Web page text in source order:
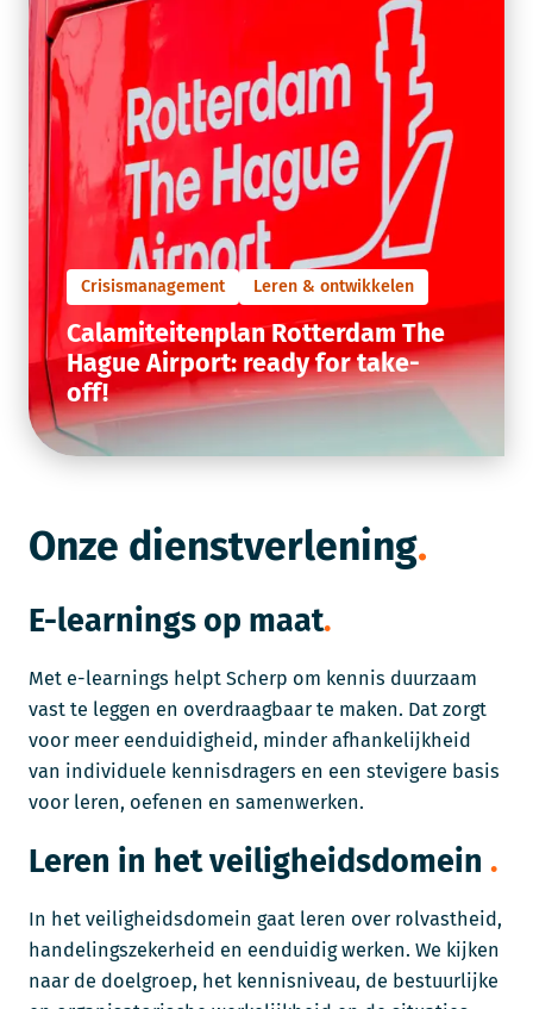
Crisismanagement Leren & ontwikkelen
Calamiteitenplan Rotterdam The
Hague Airport: ready for take-
off!
Onze dienstverlening
E-learnings op maat
Met e-learnings helpt Scherp om kennis duurzaam
vast te leggen en overdraagbaar te maken. Dat zorgt
voor meer eenduidigheid, minder afhankelijkheid
van individuele kennisdragers en een stevigere basis
voor leren, oefenen en samenwerken.
Leren in het veiligheidsdomein
In het veiligheidsdomein gaat leren over rolvastheid,
handelingszekerheid en eenduidig werken. We kijken
naar de doelgroep, het kennisniveau, de bestuurlijke